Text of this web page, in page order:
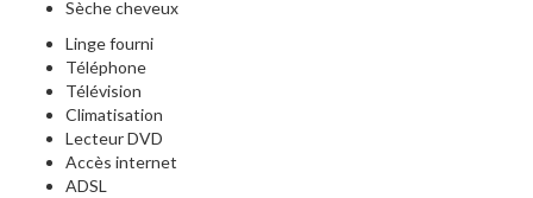
Sèche cheveux
Linge fourni
Téléphone
Télévision
Climatisation
Lecteur DVD
Accès internet
ADSL